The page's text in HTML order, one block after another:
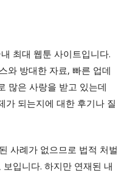
최대 웹툰 사이트입니다.
와 방대한 자료, 빠른 업데
많은 사랑을 받고 있는데
가 되는지에 대한 후기나 질
사례가 없으므로 법적 처벌
입니다. 하지만 연재된 내